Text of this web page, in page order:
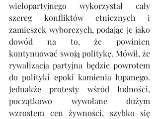
wielopartyjnego wykorzystał cały
szereg konfliktów etnicznych i
zamieszek wyborczych, podając je jako
dowód na to, że powinien
kontynuować swoją politykę. Mówił, że
rywalizacja partyjna będzie powrotem
do polityki epoki kamienia łupanego.
Jednakże protesty wśród ludności,
początkowo wywołane dużym
wzrostem cen żywności, szybko się